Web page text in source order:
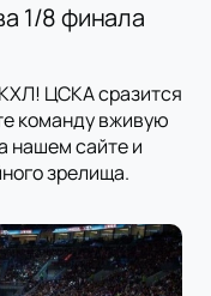
1/8 финала
ЦСКА сразится
команду вживую
нашем сайте и
зрелища.